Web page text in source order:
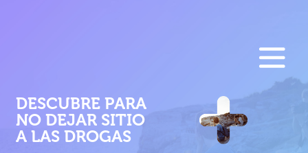
P
DESCUBRE PARA
NO DEJAR SITIO
A LAS DROGAS